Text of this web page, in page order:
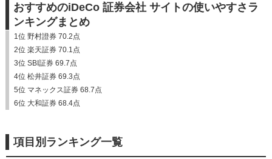
おすすめのiDeCo 証券会社 サイトの使いやすさラ
ンキングまとめ
1位 野村證券 70.2点
2位 楽天証券 70.1点
3位 SBI証券 69.7点
4位 松井証券 69.3点
5位 マネックス証券 68.7点
6位 大和証券 68.4点
項目別ランキング一覧